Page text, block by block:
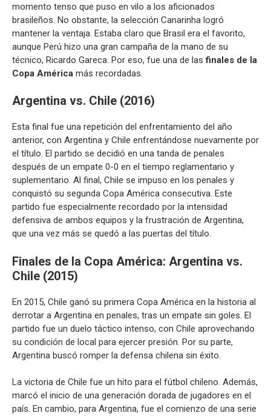
momento tenso que puso en vilo a los aficionados
brasileños. No obstante, la selección Canarinha logró
mantener la ventaja. Estaba claro que Brasil era el favorito,
aunque Perú hizo una gran campaña de la mano de su
técnico, Ricardo Gareca. Por eso, fue una de lasfinales de la
Copa América más recordadas.
Argentina vs. Chile (2016)
Esta final fue una repetición del enfrentamiento del año
anterior, con Argentina y Chile enfrentándose nuevamente por
el título. El partido se decidió en una tanda de penales
después de un empate 0-0 en el tiempo reglamentario y
suplementario. Al final, Chile se impuso en los penales y
conquistó su segunda Copa América consecutiva. Este
partido fue especialmente recordado por la intensidad
defensiva de ambos equipos y la frustración de Argentina,
que una vez más se quedó a las puertas del título.
Finales de la Copa América: Argentina vs.
Chile (2015)
En 2015, Chile ganó su primera Copa América en la historia al
derrotar a Argentina en penales, tras un empate sin goles. El
partido fue un duelo táctico intenso, con Chile aprovechando
su condición de local para ejercer presión. Por su parte,
Argentina buscó romper la defensa chilena sin éxito.
La victoria de Chile fue un hito para el fútbol chileno. Además,
marcó el inicio de una generación dorada de jugadores en el
país. En cambio, para Argentina, fue el comienzo de una serie